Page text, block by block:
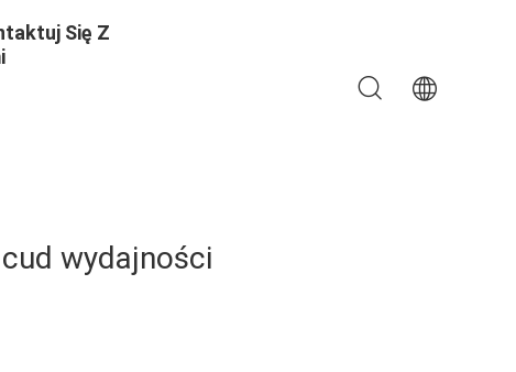
Się Z
wydajności